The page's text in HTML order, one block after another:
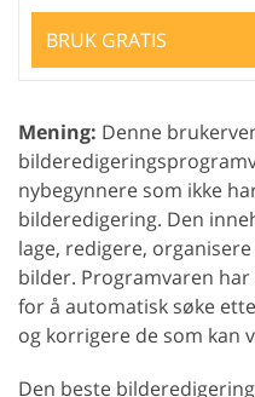
BRUK GRATIS
Mening: Denne
nybegynnere som ikke
bilderedigering. Den
lage, redigere,
bilder. Programvaren
for å automatisk søke
og korrigere de som kan
Den beste